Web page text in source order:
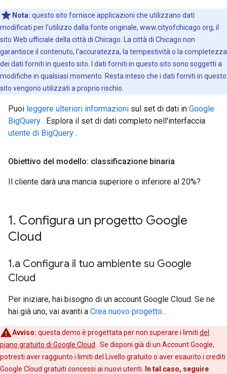
Nota: questo sito fornisce applicazioni che utilizzano dati
modificati per l'utilizzo dalla fonte originale, www.cityofchicago.org, il
sito Web ufficiale della città di Chicago. La città di Chicago non
garantisce il contenuto, l'accuratezza, la tempestività o la completezza
dei dati forniti in questo sito. I dati forniti in questo sito sono soggetti a
modifiche in qualsiasi momento. Resta inteso che i dati forniti in questo
sito vengono utilizzati a proprio rischio.
Puoi leggere ulteriori informazioni sul set di dati in Google
BigQuery . Esplora il set di dati completo nell'interfaccia
utente di BigQuery .
Obiettivo del modello: classificazione binaria
Il cliente darà una mancia superiore o inferiore al 20%?
1. Configura un progetto Google
Cloud
1.a Configura il tuo ambiente su Google
Cloud
Per iniziare, hai bisogno di un account Google Cloud. Se ne
hai già uno, vai avanti a Crea nuovo progetto .
Avviso: questa demo è progettata per non superare i limiti del
piano gratuito di Google Cloud . Se disponi già di un Account Google,
potresti aver raggiunto i limiti del Livello gratuito o aver esaurito i crediti
Google Cloud gratuiti concessi ai nuovi utenti. In tal caso, seguire